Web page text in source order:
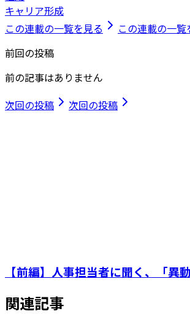
キャリア形成
この連載の一覧を見る
この連載の一覧
前回の投稿
前の記事はありません
次回の投稿
次回の投稿
【前編】人事担当者に聞く、「異
関連記事